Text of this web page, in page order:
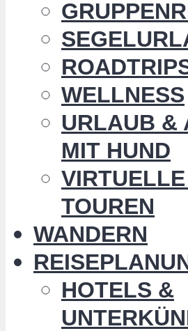
WELLNESS
URLAUB &
MIT HUND
TOUREN
WANDERN
HOTELS &